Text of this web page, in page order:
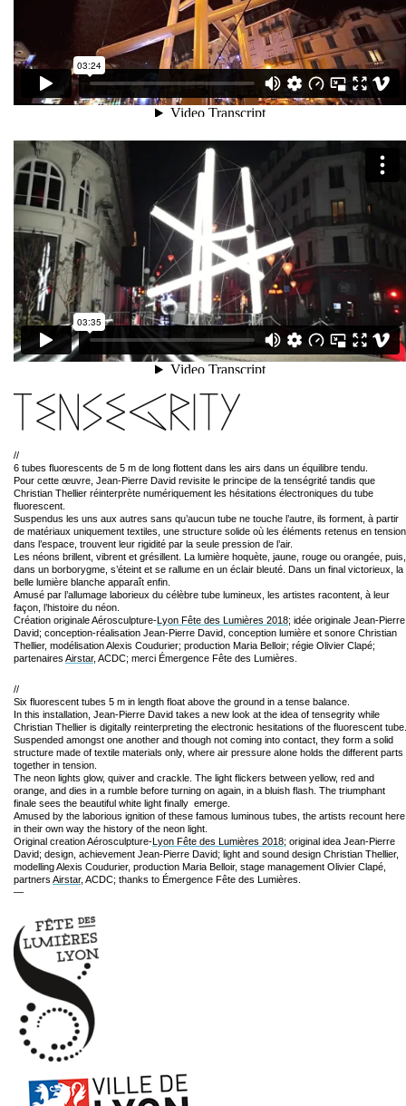
//
6 tubes fluorescents de 5 m de long flottent dans les airs dans un équilibre tendu.
Pour cette œuvre, Jean-Pierre David revisite le principe de la tenségrité tandis que
Christian Thellier réinterprète numériquement les hésitations électroniques du tube
fluorescent.
Suspendus les uns aux autres sans qu’aucun tube ne touche l’autre, ils forment, à partir
de matériaux uniquement textiles, une structure solide où les éléments retenus en tension
dans l’espace, trouvent leur rigidité par la seule pression de l’air.
Les néons brillent, vibrent et grésillent. La lumière hoquète, jaune, rouge ou orangée, puis,
dans un borborygme, s’éteint et se rallume en un éclair bleuté. Dans un final victorieux, la
belle lumière blanche apparaît enfin.
Amusé par l’allumage laborieux du célèbre tube lumineux, les artistes racontent, à leur
façon, l’histoire du néon.
Création originale Aérosculpture-Lyon Fête des Lumières 2018; idée originale Jean-Pierre
David; conception-réalisation Jean-Pierre David, conception lumière et sonore Christian
Thellier, modélisation Alexis Coudurier; production Maria Belloir; régie Olivier Clapé;
partenaires Airstar, ACDC; merci Émergence Fête des Lumières.
//
Six fluorescent tubes 5 m in length float above the ground in a tense balance.
In this installation, Jean-Pierre David takes a new look at the idea of tensegrity while
Christian Thellier is digitally reinterpreting the electronic hesitations of the fluorescent tube.
Suspended amongst one another and though not coming into contact, they form a solid
structure made of textile materials only, where air pressure alone holds the different parts
together in tension.
The neon lights glow, quiver and crackle. The light flickers between yellow, red and
orange, and dies in a rumble before turning on again, in a bluish flash. The triumphant
finale sees the beautiful white light finally emerge.
Amused by the laborious ignition of these famous luminous tubes, the artists recount here
in their own way the history of the neon light.
Original creation Aérosculpture-Lyon Fête des Lumières 2018; original idea Jean-Pierre
David; design, achievement Jean-Pierre David; light and sound design Christian Thellier,
modelling Alexis Coudurier, production Maria Belloir, stage management Olivier Clapé,
partners Airstar, ACDC; thanks to Émergence Fête des Lumières.
—